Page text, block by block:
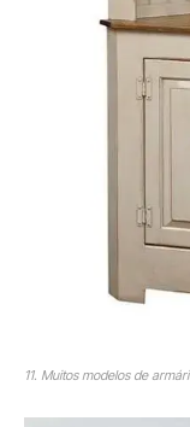
11. Muitos modelos de